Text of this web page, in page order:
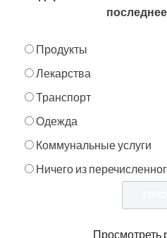
Продукты
Лекарства
Транспорт
Одежда
Коммунальные услуги
Ничего из
Просмотреть